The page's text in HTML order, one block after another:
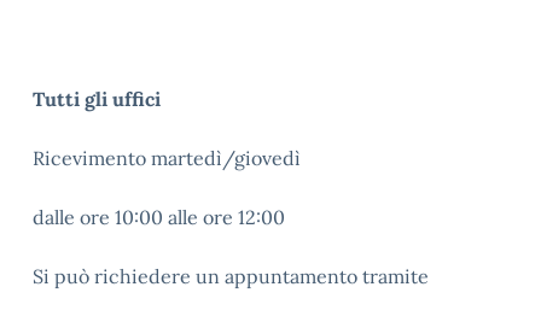
Tutti gli uffici
Ricevimento martedì/giovedì
dalle ore 10:00 alle ore 12:00
Si può richiedere un appuntamento tramite